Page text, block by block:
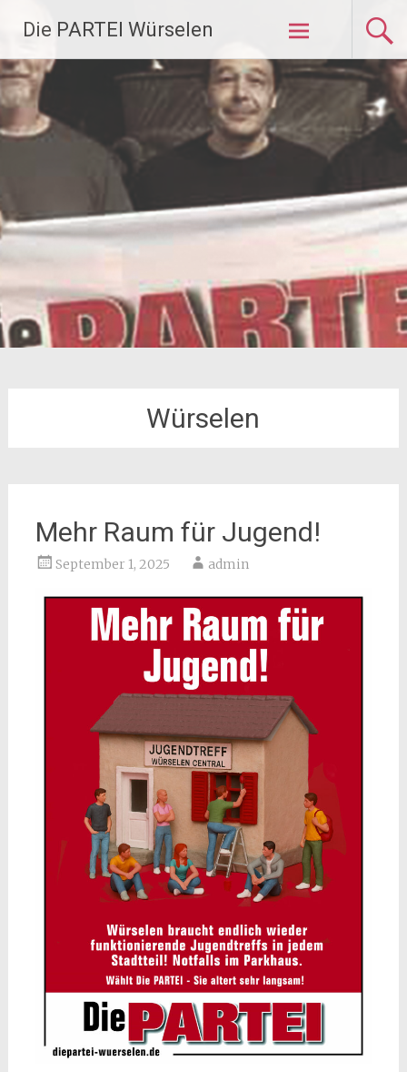
Inhalt
springen
Die PARTEI Würselen
Würselen
Mehr Raum für Jugend!
September 1, 2025 admin